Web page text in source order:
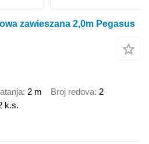
zawieszana 2,0m Pegasus
2 m Broj redova 2
k.s.